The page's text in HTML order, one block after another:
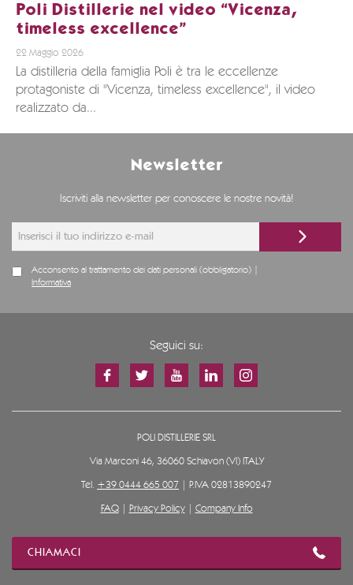
Poli Distillerie nel video “Vicenza,
timeless excellence”
22 Maggio 2026
La distilleria della famiglia Poli è tra le eccellenze
protagoniste di "Vicenza, timeless excellence", il video
realizzato da...
Newsletter
Iscriviti alla newsletter per conoscere le nostre novità!
Acconsento al trattamento dei dati personali (obbligatorio) |
Informativa
Seguici su:
POLI DISTILLERIE SRL
Via Marconi 46, 36060 Schiavon (VI) ITALY
Tel. +39 0444 665 007 | P.IVA 02813890247
FAQ| Privacy Policy| Company Info
CHIAMACI